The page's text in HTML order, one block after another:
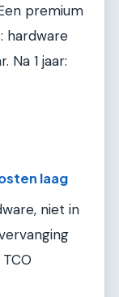
premium
hardware
Na 1 jaar:
laag
niet in